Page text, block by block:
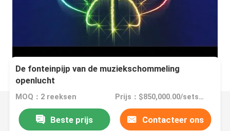
De fonteinpijp van de muziekschommeling
openlucht
MOQ：2 reeksen Prijs：$850,000.00/sets >=2 sets
Beste prijs Contacteer ons